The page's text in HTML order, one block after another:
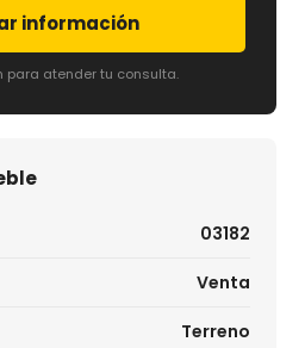
información
para atender tu consulta.
03182
Venta
Terreno